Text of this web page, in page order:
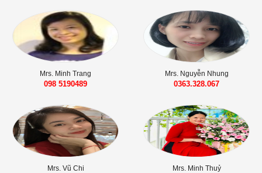
Mrs. Minh Trang
098 5190489
Mrs. Nguyễn Nhung
0363.328.067
Mrs. Vũ Chi Mrs. Minh Thuỷ